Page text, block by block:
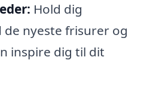
Hold dig
nyeste frisurer og
inspire dig til dit